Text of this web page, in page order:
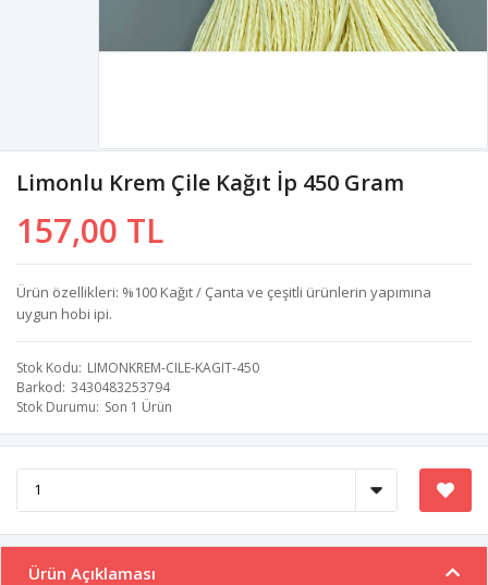
Limonlu Krem Çile Kağıt İp 450 Gram
157,00 TL
Ürün özellikleri: %100 Kağıt / Çanta ve çeşitli ürünlerin yapımına
uygun hobi ipi.
Stok Kodu LIMONKREM-CILE-KAGIT-450
Barkod 3430483253794
Stok Durumu Son 1 Ürün
Ürün Açıklaması